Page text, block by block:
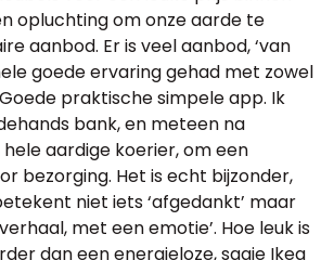
opluchting om onze aarde te
aanbod. Er is veel aanbod, ‘van
goede ervaring gehad met zowel
praktische simpele app. Ik
bank, en meteen na
aardige koerier, om een
bezorging. Het is echt bijzonder,
niet iets ‘afgedankt’ maar
met een emotie’. Hoe leuk is
dan een energieloze, saaie Ikea